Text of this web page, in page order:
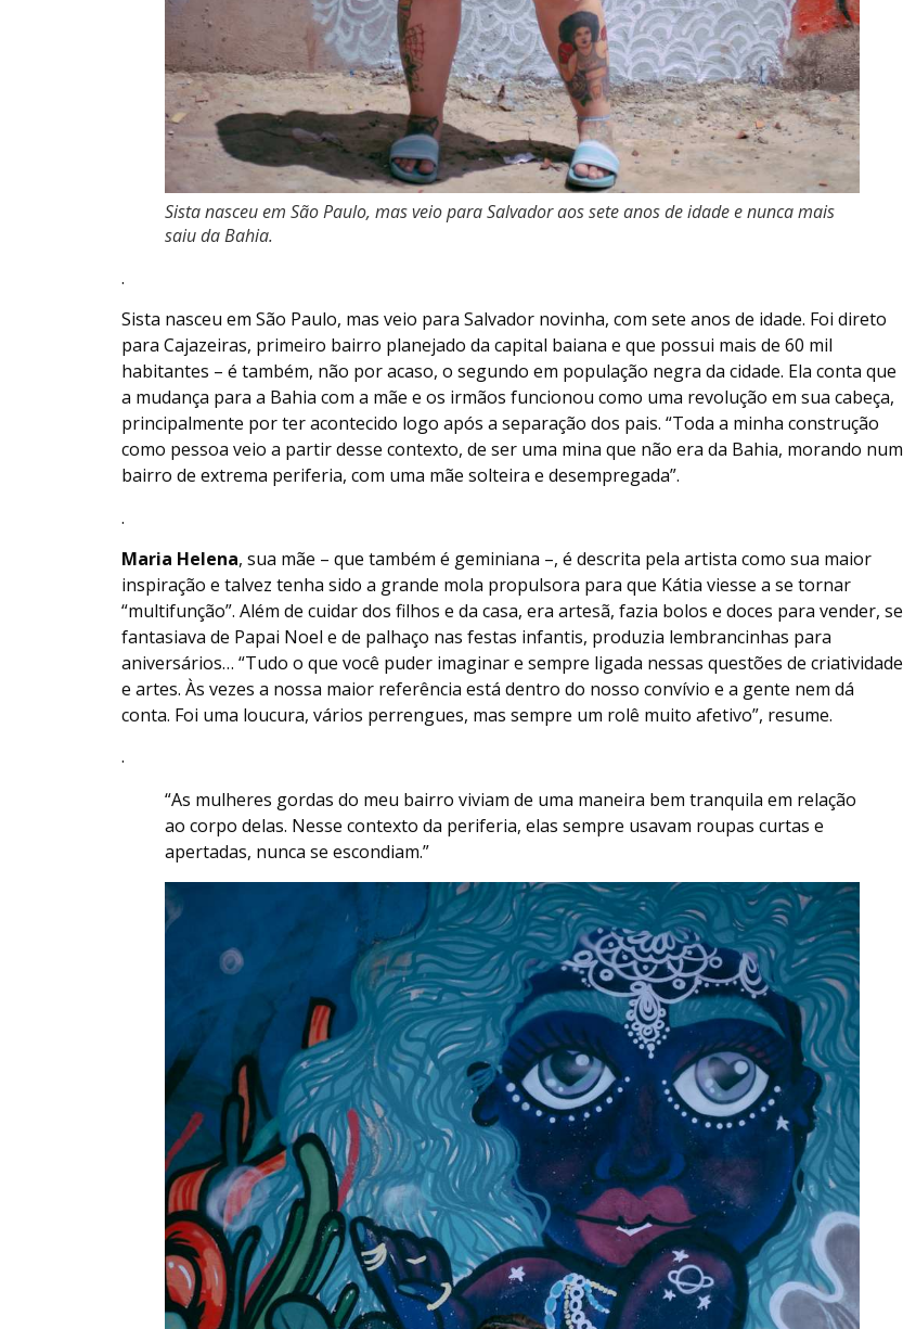
Sista nasceu em São Paulo, mas veio para Salvador aos sete anos de idade e nunca mais
saiu da Bahia.
.
Sista nasceu em São Paulo, mas veio para Salvador novinha, com sete anos de idade. Foi direto
para Cajazeiras, primeiro bairro planejado da capital baiana e que possui mais de 60 mil
habitantes – é também, não por acaso, o segundo em população negra da cidade. Ela conta que
a mudança para a Bahia com a mãe e os irmãos funcionou como uma revolução em sua cabeça,
principalmente por ter acontecido logo após a separação dos pais. “Toda a minha construção
como pessoa veio a partir desse contexto, de ser uma mina que não era da Bahia, morando num
bairro de extrema periferia, com uma mãe solteira e desempregada”.
.
Maria Helena, sua mãe – que também é geminiana –, é descrita pela artista como sua maior
inspiração e talvez tenha sido a grande mola propulsora para que Kátia viesse a se tornar
“multifunção”. Além de cuidar dos filhos e da casa, era artesã, fazia bolos e doces para vender, se
fantasiava de Papai Noel e de palhaço nas festas infantis, produzia lembrancinhas para
aniversários… “Tudo o que você puder imaginar e sempre ligada nessas questões de criatividade
e artes. Às vezes a nossa maior referência está dentro do nosso convívio e a gente nem dá
conta. Foi uma loucura, vários perrengues, mas sempre um rolê muito afetivo”, resume.
.
“As mulheres gordas do meu bairro viviam de uma maneira bem tranquila em relação
ao corpo delas. Nesse contexto da periferia, elas sempre usavam roupas curtas e
apertadas, nunca se escondiam.”